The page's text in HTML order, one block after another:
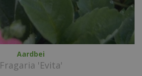
Aardbei
Fragaria 'Evita'